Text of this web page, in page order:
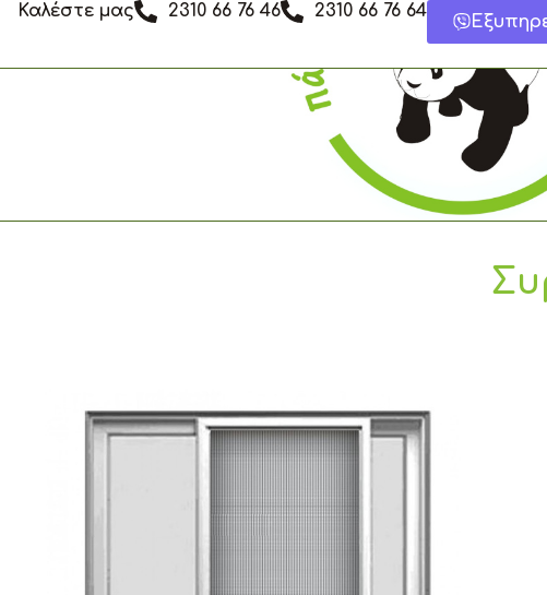
Μετάβαση
περιεχόμενο
Καλέστε μας 2310 66 76 46 2310 66 76 64